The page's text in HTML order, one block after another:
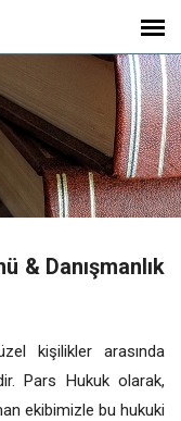
& Danışmanlık
kişilikler arasında
Pars Hukuk olarak,
ekibimizle bu hukuki